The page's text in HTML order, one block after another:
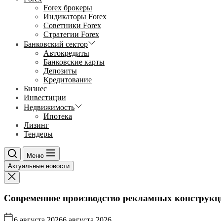
Forex брокеры
Индикаторы Forex
Советники Forex
Стратегии Forex
Банковский сектор
Автокредиты
Банковские карты
Депозиты
Кредитование
Бизнес
Инвестиции
Недвижимость
Ипотека
Лизинг
Тендеры
Меню
Актуальные новости
Современное производство рекламных